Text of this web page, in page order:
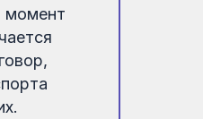
момент